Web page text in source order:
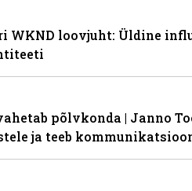
WKND loovjuht: Üldine
põlvkonda | Janno
ja teeb